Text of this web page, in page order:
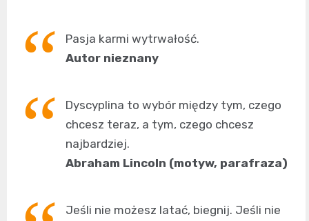
Pasja karmi wytrwałość.
Autor nieznany
Dyscyplina to wybór między tym, czego
chcesz teraz, a tym, czego chcesz
najbardziej.
Abraham Lincoln (motyw, parafraza)
Jeśli nie możesz latać, biegnij. Jeśli nie